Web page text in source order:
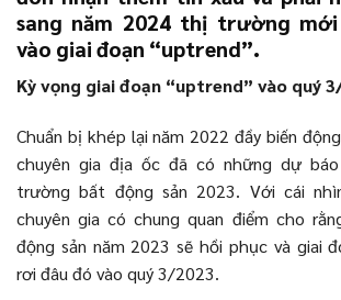
sang năm 2024 thị trường
vào giai đoạn “uptrend”.
Kỳ vọng giai đoạn “uptrend” vào quý
Chuẩn bị khép lại năm 2022 đầy biến
chuyên gia địa ốc đã có những dự
trường bất động sản 2023. Với cái
chuyên gia có chung quan điểm cho
động sản năm 2023 sẽ hồi phục và giai
rơi đâu đó vào quý 3/2023.